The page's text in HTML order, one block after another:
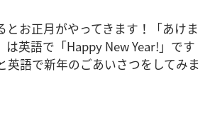
とお正月がやってきます！
「あけま
は英語で「Happy New Year!」です
英語で新年のごあいさつをしてみま